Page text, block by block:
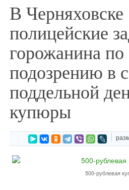
В Черняховске
полицейские
горожанина по
подозрению в
поддельной
купюры
500-рублевая